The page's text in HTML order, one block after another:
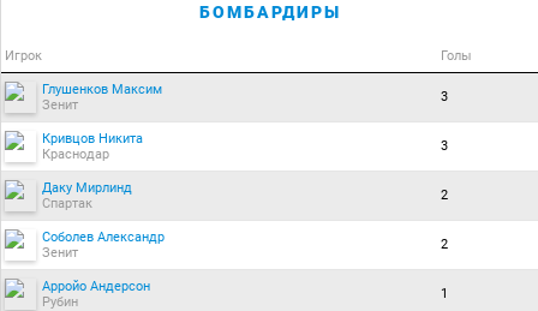
БОМБАРДИРЫ
Игрок Голы
Глушенков Максим
Зенит
3
Кривцов Никита
Краснодар
3
Даку Мирлинд
Спартак
2
Соболев Александр
Зенит
2
Арройо Андерсон
Рубин
1